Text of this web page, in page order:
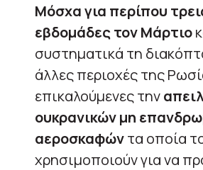
Μόσχα για περίπου
εβδομάδες τον Μάρτιο
συστηματικά τη
άλλες περιοχές της
επικαλούμενες την
ουκρανικών μη
αεροσκαφώντα οποία
χρησιμοποιούν για να